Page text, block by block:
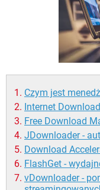
Czym jest
Internet
Free Download
JDownloader -
Download
FlashGet -
vDownloader -